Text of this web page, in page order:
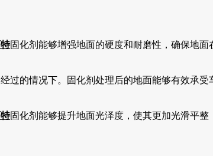
固化剂能够增强地面的硬度和耐磨性，确保地面
的情况下。固化剂处理后的地面能够有效承受
固化剂能够提升地面光泽度，使其更加光滑平